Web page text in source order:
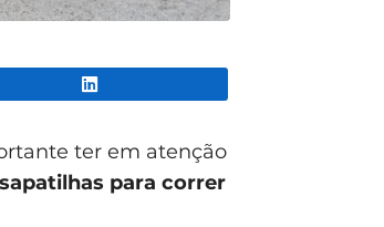
ter em atenção
sapatilhas para correr